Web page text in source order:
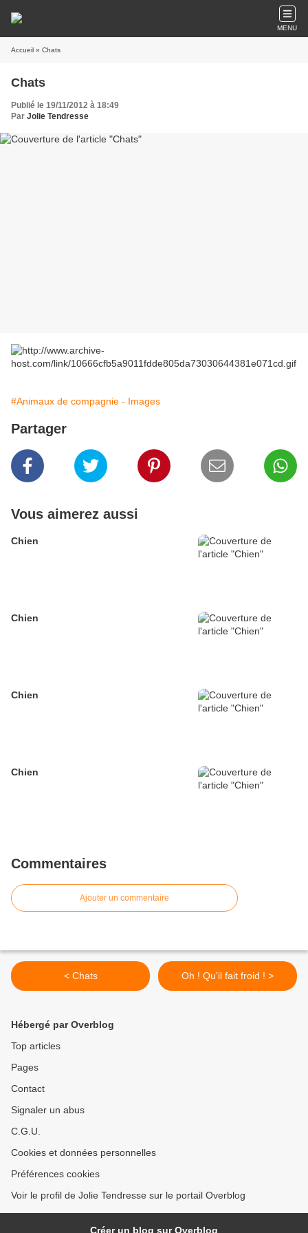
MENU
Accueil » Chats
Chats
Publié le 19/11/2012 à 18:49
Par Jolie Tendresse
#Animaux de compagnie - Images
Partager
Vous aimerez aussi
Chien
Chien
Chien
Chien
Commentaires
Ajouter un commentaire
< Chats Oh ! Qu'il fait froid ! >
Hébergé par Overblog
Top articles
Pages
Contact
Signaler un abus
C.G.U.
Cookies et données personnelles
Préférences cookies
Voir le profil de Jolie Tendresse sur le portail Overblog
Créer un blog sur Overblog